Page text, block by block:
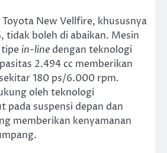
New Vellfire, khususnya
tidak boleh di abaikan. Mesin
in-line dengan teknologi
2.494 cc memberikan
180 ps/6.000 rpm.
oleh teknologi
pada suspensi depan dan
memberikan kenyamanan